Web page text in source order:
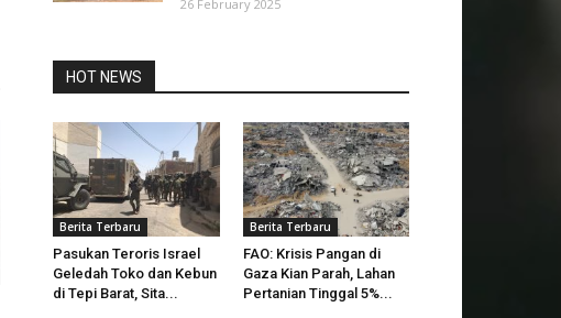
26 February 2025
HOT NEWS
Berita Terbaru
Pasukan Teroris Israel
Geledah Toko dan Kebun
di Tepi Barat, Sita...
Berita Terbaru
FAO: Krisis Pangan di
Gaza Kian Parah, Lahan
Pertanian Tinggal 5%...